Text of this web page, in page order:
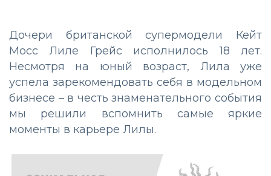
Дочери британской супермодели Кейт
Мосс Лиле Грейс исполнилось 18 лет.
Несмотря на юный возраст, Лила уже
успела зарекомендовать себя в модельном
бизнесе – в честь знаменательного события
мы решили вспомнить самые яркие
моменты в карьере Лилы.